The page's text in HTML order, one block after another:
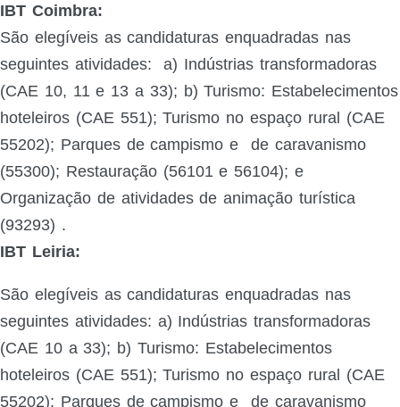
IBT Coimbra:
São elegíveis as candidaturas enquadradas nas
seguintes atividades:
a) Indústrias transformadoras
(CAE 10, 11 e 13 a 33); b) Turismo: Estabelecimentos
hoteleiros (CAE 551); Turismo no espaço rural (CAE
55202); Parques de campismo e de caravanismo
(55300); Restauração (56101 e 56104); e
Organização de atividades de animação turística
(93293) .
IBT Leiria:
São elegíveis as candidaturas enquadradas nas
seguintes atividades: a) Indústrias transformadoras
(CAE 10 a 33); b) Turismo: Estabelecimentos
hoteleiros (CAE 551); Turismo no espaço rural (CAE
55202); Parques de campismo e de caravanismo